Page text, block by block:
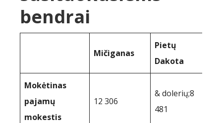
bendrai
Mičiganas
Pietų
Dakota
Mokėtinas
pajamų
mokestis
12 306
& dolerių;8
481